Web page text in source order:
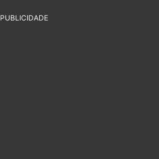
PUBLICIDADE